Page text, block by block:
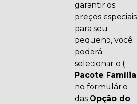
garantir os
preços especiais
para seu
pequeno, você
poderá
selecionar o (
Pacote Família
no formulário
das Opção do